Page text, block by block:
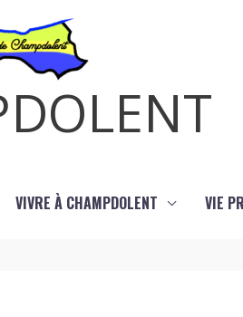
VIVRE À CHAMPDOLENT VIE